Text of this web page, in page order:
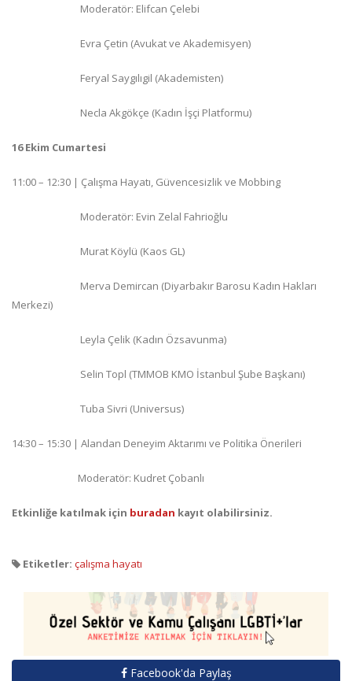
Moderatör: Elifcan Çelebi
Evra Çetin (Avukat ve Akademisyen)
Feryal Saygılıgil (Akademisten)
Necla Akgökçe (Kadın İşçi Platformu)
16 Ekim Cumartesi
11:00 – 12:30 | Çalışma Hayatı, Güvencesizlik ve Mobbing
Moderatör: Evin Zelal Fahrioğlu
Murat Köylü (Kaos GL)
Merva Demircan (Diyarbakır Barosu Kadın Hakları
Merkezi)
Leyla Çelik (Kadın Özsavunma)
Selin Topl (TMMOB KMO İstanbul Şube Başkanı)
Tuba Sivri (Universus)
14:30 – 15:30 | Alandan Deneyim Aktarımı ve Politika Önerileri
Moderatör: Kudret Çobanlı
Etkinliğe katılmak için buradan kayıt olabilirsiniz.
Etiketler: çalışma hayatı
Facebook'da Paylaş